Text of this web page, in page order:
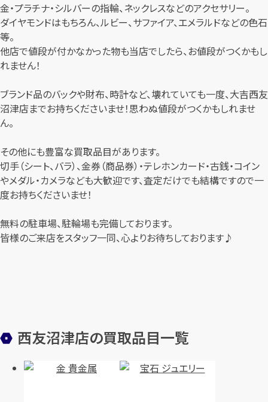
金・プラチナ・シルバーの指輪、ネックレスなどのアクセサリー。
ダイヤモンドはもちろん、ルビー、サファイア、エメラルドなどの色石
等。
他店で値段が付かなかった物も当店でしたら、お値段がつくかもし
れません！
ブランド品のバックや財布、時計など、壊れていても一度、大吉西友
沼津店までお持ちくださいませ！思わぬ値段がつくかもしれませ
ん。
その他にも豊富な買取品目があります。
切手（シート、バラ）、金券（商品券）・テレホンカード・古銭・コイン
やメダル・カメラなども大歓迎です、査定だけでも結構ですので一
度お持ちくださいませ！
無料の駐車場、駐輪場も完備しております。
皆様のご来店をスタッフ一同、心よりお待ちしております♪
西友沼津店の買取品目一覧